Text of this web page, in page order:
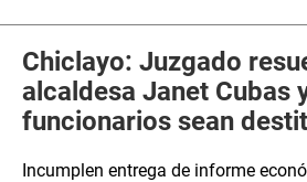
Chiclayo: Juzgado
alcaldesa Janet Cubas
funcionarios sean
Incumplen entrega de informe